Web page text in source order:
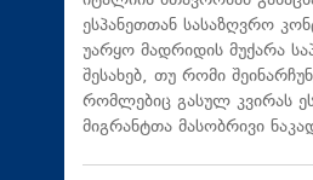
ესპანეთთან სასაზღვრო
უარყო მადრიდის მუქარა
შესახებ, თუ რომი
რომლებიც გასულ კვირას
მიგრანტთა მასობრივი